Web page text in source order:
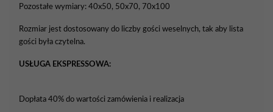
Pozostałe wymiary: 40x50, 50x70, 70x100
Rozmiar jest dostosowany do liczby gości weselnych, tak aby lista
gości była czytelna.
USŁUGA EKSPRESSOWA:
Dopłata 40% do wartości zamówienia i realizacja